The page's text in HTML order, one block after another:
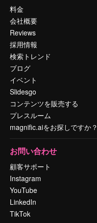
料金
会社概要
Reviews
採用情報
検索トレンド
ブログ
イベント
Slidesgo
コンテンツを販売する
プレスルーム
magnific.aiをお探しですか？
お問い合わせ
顧客サポート
Instagram
YouTube
LinkedIn
TikTok